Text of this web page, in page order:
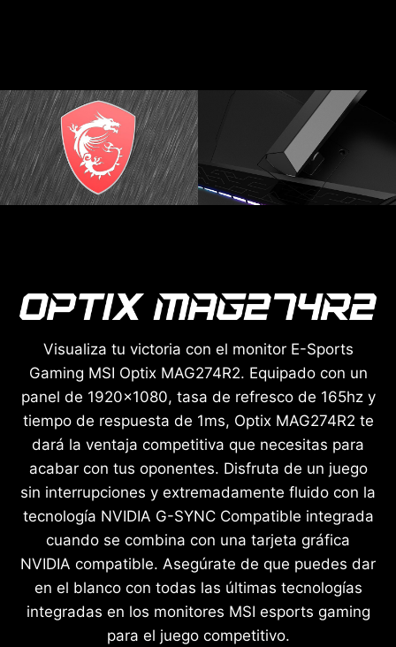
Visualiza tu victoria con el monitor E-Sports
Gaming MSI Optix MAG274R2. Equipado con un
panel de 1920x1080, tasa de refresco de 165hz y
tiempo de respuesta de 1ms, Optix MAG274R2 te
dará la ventaja competitiva que necesitas para
acabar con tus oponentes. Disfruta de un juego
sin interrupciones y extremadamente fluido con la
tecnología NVIDIA G-SYNC Compatible integrada
cuando se combina con una tarjeta gráfica
NVIDIA compatible. Asegúrate de que puedes dar
en el blanco con todas las últimas tecnologías
integradas en los monitores MSI esports gaming
para el juego competitivo.